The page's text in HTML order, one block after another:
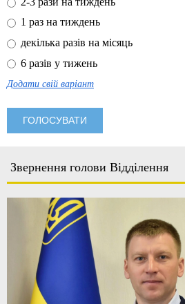
1 раз на тиждень
декілька разів на місяць
6 разів у тижень
Додати свій варіант
Звернення голови Відділення